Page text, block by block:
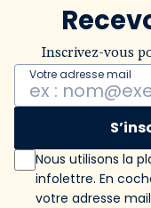
Inscrivez-vous
Votre adresse mail
Nous utilisons la
infolettre. En
votre adresse